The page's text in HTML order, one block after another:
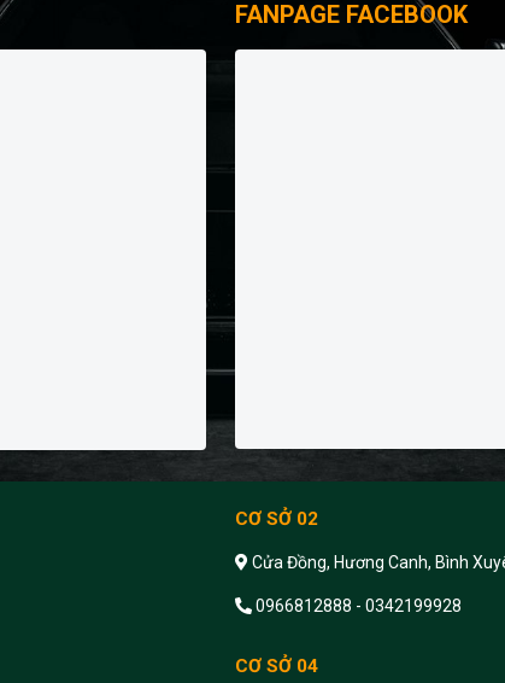
FANPAGE FACEBOOK
CƠ SỞ 02
Cửa Đồng, Hương Canh, Bình
0966812888 - 0342199928
CƠ SỞ 04